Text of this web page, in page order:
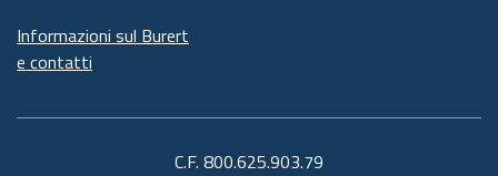
Informazioni sul Burert
e contatti
C.F. 800.625.903.79